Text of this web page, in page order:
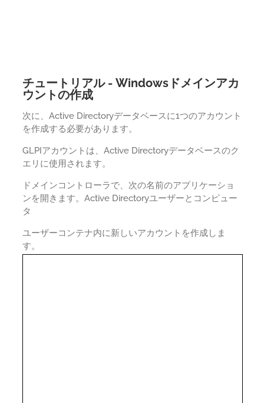
チュートリアル - Windowsドメインアカ
ウントの作成
次に、Active Directoryデータベースに1つのアカウント
を作成する必要があります。
GLPIアカウントは、Active Directoryデータベースのク
エリに使用されます。
ドメインコントローラで、次の名前のアプリケーショ
ンを開きます。Active Directoryユーザーとコンピュー
タ
ユーザーコンテナ内に新しいアカウントを作成しま
す。